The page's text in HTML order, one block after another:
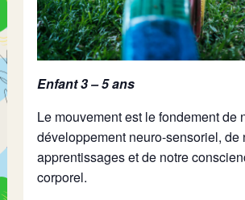
Enfant 3 – 5 ans
Le mouvement est le fondement de
développement neuro-sensoriel, de
apprentissages et de notre
corporel.